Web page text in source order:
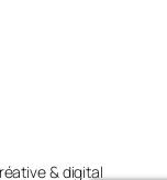
& digital